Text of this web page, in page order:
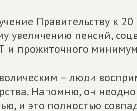
Правительству к 20
увеличению пенсий,
прожиточного
– люди
Напомню, он
и это полностью